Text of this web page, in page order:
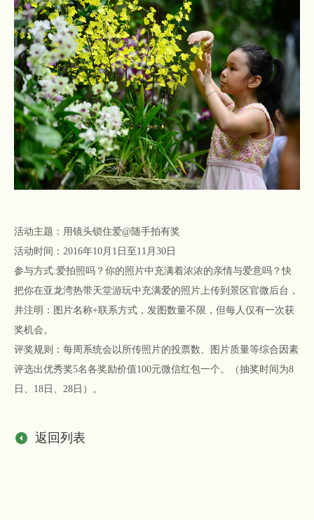
活动主题：用镜头锁住爱@随手拍有奖
活动时间：2016年10月1日至11月30日
参与方式:爱拍照吗？你的照片中充满着浓浓的亲情与爱意吗？快
把你在亚龙湾热带天堂游玩中充满爱的照片上传到景区官微后台，
并注明：图片名称+联系方式，发图数量不限，但每人仅有一次获
奖机会。
评奖规则：每周系统会以所传照片的投票数、图片质量等综合因素
评选出优秀奖5名各奖励价值100元微信红包一个。（抽奖时间为8
日、18日、28日）。
返回列表